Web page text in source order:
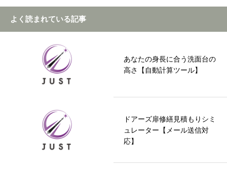
よく読まれている記事
あなたの身長に合う洗面台の
高さ【自動計算ツール】
ドアーズ扉修繕見積もりシミ
ュレーター【メール送信対
応】